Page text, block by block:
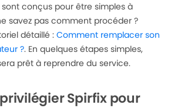
sont conçus pour être simples à
savez pas comment procéder ?
détaillé : Comment remplacer son
?. En quelques étapes simples,
prêt à reprendre du service.
Spirfix pour